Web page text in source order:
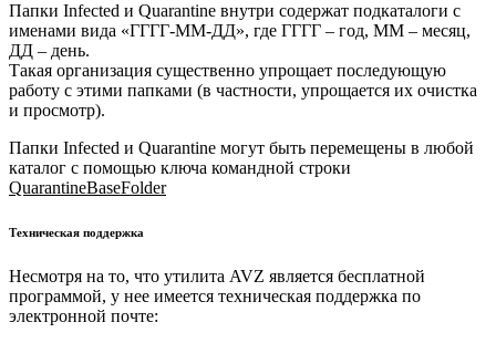
Папки Infected и Quarantine внутри содержат подкаталоги с
именами вида «ГГГГ-ММ-ДД», где ГГГГ – год, ММ – месяц,
ДД – день.
Такая организация существенно упрощает последующую
работу с этими папками (в частности, упрощается их очистка
и просмотр).
Папки Infected и Quarantine могут быть перемещены в любой
каталог с помощью ключа командной строки
QuarantineBaseFolder
Техническая поддержка
Несмотря на то, что утилита AVZ является бесплатной
программой, у нее имеется техническая поддержка по
электронной почте: